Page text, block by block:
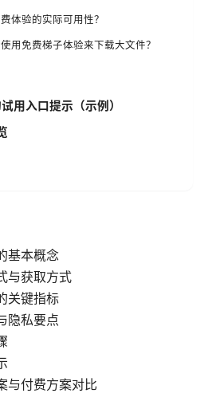
体验的实际可用性？
用免费梯子体验来下载大文件？
用入口提示（示例）
基本概念
与获取方式
关键指标
隐私要点
与付费方案对比